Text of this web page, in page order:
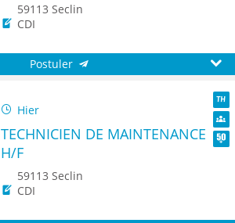
59113 Seclin
CDI
Postuler
Hier
TH
TECHNICIEN DE MAINTENANCE
H/F
59113 Seclin
CDI